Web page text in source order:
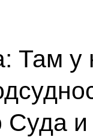
Там у
Суда